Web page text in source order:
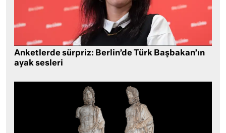
Anketlerde sürpriz: Berlin’de Türk Başbakan’ın
ayak sesleri